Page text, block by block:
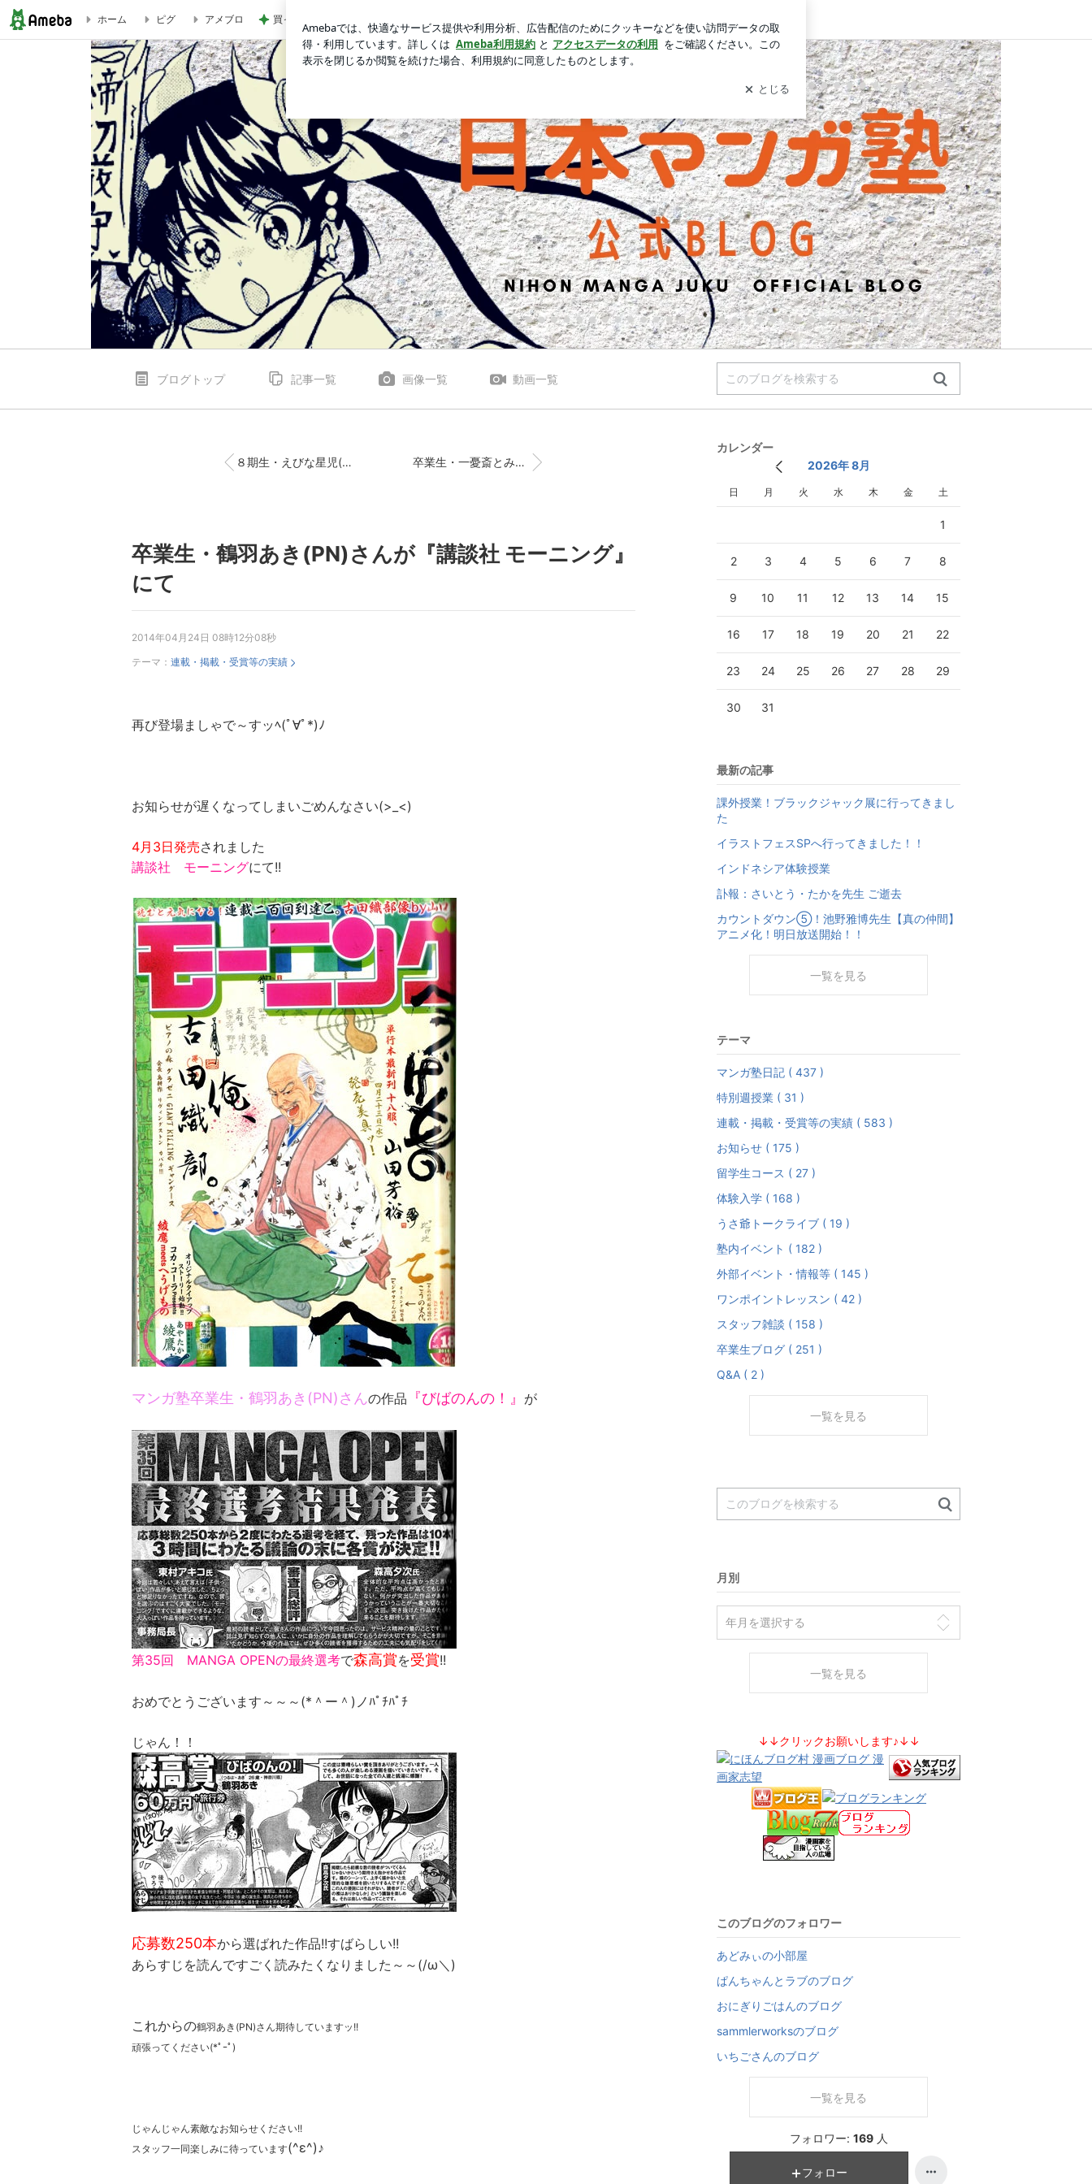
卒業生・鶴羽あき(PN)さんが『講談社 モーニング』にて | マンガ専門校「日本マンガ塾」official blog | 漫画イラストの描き方実践指導
ホーム ピグ アメブロ 買って大正解だった高見えするケース 新規登録 ログイン
ブログトップ 記事一覧 画像一覧 動画一覧
８期生・えびな星児(ＰＮ)さんの作品が『講談社 ミラクルジャンプ』にて!! 卒業生・一憂斎とみお(PN)さん『小学館・ゲッサン5月号』にて!!
卒業生・鶴羽あき(PN)さんが『講談社 モーニング』
にて
2014年04月24日 08時12分08秒
テーマ： 連載・掲載・受賞等の実績
再び登場ましゃで～すッﾍ(ﾟ∀ﾟ*)ﾉ
お知らせが遅くなってしまいごめんなさい(>_<)
4月3日発売されました
講談社 モーニングにて!!
マンガ塾卒業生・鶴羽あき(PN)さんの作品 『びばのんの！』 が
第35回 MANGA OPENの最終選考で森高賞を受賞!!
おめでとうございます～～～(*＾ー＾)ノﾊﾟﾁﾊﾟﾁ
じゃん！！
応募数250本から選ばれた作品!!すばらしい!!
あらすじを読んですごく読みたくなりました～～(/ω＼)
これからの鶴羽あき(PN)さん期待していますッ!!
頑張ってください(*ﾟｰﾟ)ゞ
じゃんじゃん素敵なお知らせください!!
スタッフ一同楽しみに待っています(^ε^)♪
カレンダー
2026年 8月
日 月 火 水 木 金 土
1
2 3 4 5 6 7 8
9 10 11 12 13 14 15
16 17 18 19 20 21 22
23 24 25 26 27 28 29
30 31
最新の記事
課外授業！ブラックジャック展に行ってきまし
た
イラストフェスSPへ行ってきました！！
インドネシア体験授業
訃報：さいとう・たかを先生 ご逝去
カウントダウン⑤！池野雅博先生【真の仲間】
アニメ化！明日放送開始！！
一覧を見る
テーマ
マンガ塾日記 ( 437 )
特別週授業 ( 31 )
連載・掲載・受賞等の実績 ( 583 )
お知らせ ( 175 )
留学生コース ( 27 )
体験入学 ( 168 )
うさ爺トークライブ ( 19 )
塾内イベント ( 182 )
外部イベント・情報等 ( 145 )
ワンポイントレッスン ( 42 )
スタッフ雑談 ( 158 )
卒業生ブログ ( 251 )
Q&A ( 2 )
一覧を見る
月別
一覧を見る
↓↓クリックお願いします♪↓↓
このブログのフォロワー
あどみぃの小部屋
ぱんちゃんとラブのブログ
おにぎりごはんのブログ
sammlerworksのブログ
いちごさんのブログ
一覧を見る
フォロワー: 169 人
フォロー